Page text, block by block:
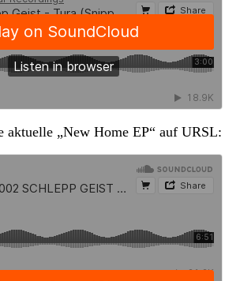
aktuelle „New Home EP“ auf URSL: